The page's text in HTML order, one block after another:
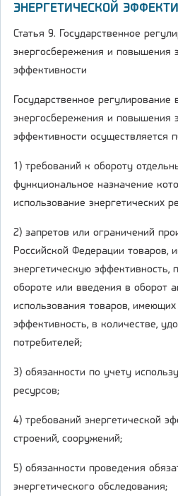
ЭНЕРГЕТИЧЕСКОЙ
Статья 9. Государственное
энергосбережения и повышения
эффективности
Государственное регулирование
энергосбережения и повышения
эффективности осуществляется
1) требований к обороту
функциональное назначение
использование энергетических
2) запретов или ограничений
Российской Федерации товаров,
энергетическую эффективность,
обороте или введения в оборот
использования товаров,
эффективность, в количестве,
потребителей;
3) обязанности по учету
ресурсов;
4) требований энергетической
строений, сооружений;
5) обязанности проведения
энергетического обследования;